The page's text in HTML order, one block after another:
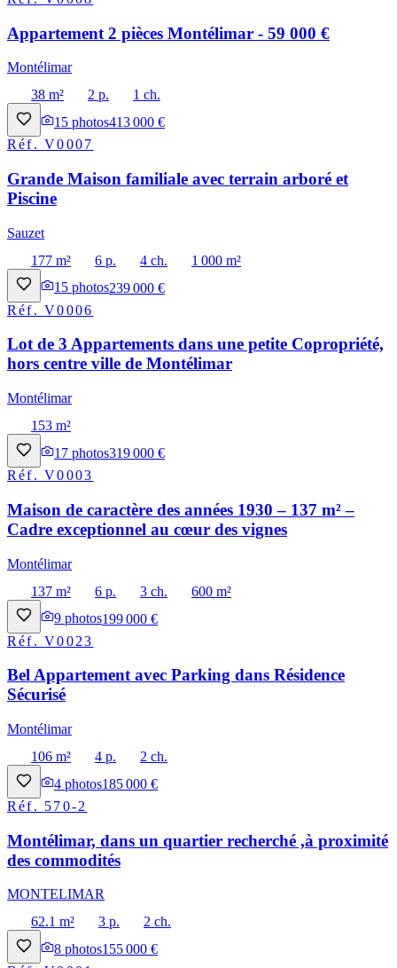
Appartement 2 pièces Montélimar - 59 000 €
Montélimar
38 m²
2 p.
1 ch.
15 photos413 000 €
Réf.V0007
Grande Maison familiale avec terrain arboré et
Piscine
Sauzet
177 m²
6 p. 4 ch.
1 000 m²
15 photos239 000 €
Réf.V0006
Lot de 3 Appartements dans une petite Copropriété,
hors centre ville de Montélimar
Montélimar
153 m²
17 photos319 000 €
Réf.V0003
Maison de caractère des années 1930 – 137 m² –
Cadre exceptionnel au cœur des vignes
Montélimar
137 m²
6 p. 3 ch.
600 m²
9 photos199 000 €
Réf.V0023
Bel Appartement avec Parking dans Résidence
Sécurisé
Montélimar
106 m²
4 p.
2 ch.
4 photos185 000 €
Réf. 570-2
Montélimar, dans un quartier recherché ,à proximité
des commodités
MONTELIMAR
62.1 m²
3 p.
2 ch.
8 photos155 000 €